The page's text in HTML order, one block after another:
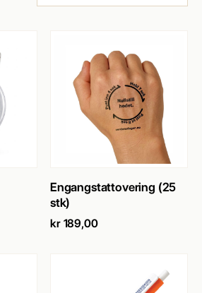
SE PRODUKT→
Engangstattovering (25
stk)
kr189,00